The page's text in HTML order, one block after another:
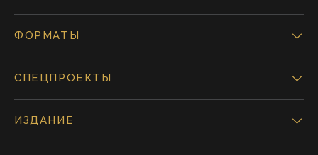
ФОРМАТЫ
СПЕЦПРОЕКТЫ
ИЗДАНИЕ